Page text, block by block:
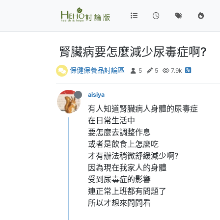
腎臟病要怎麼減少尿毒症啊?
保健保養品討論區 5 5 7.9k
aisiya
有人知道腎臟病人身體的尿毒症
在日常生活中
要怎麼去調整作息
或者是飲食上怎麼吃
才有辦法稍微舒緩減少啊?
因為現在我家人的身體
受到尿毒症的影響
連正常上班都有問題了
所以才想來問問看